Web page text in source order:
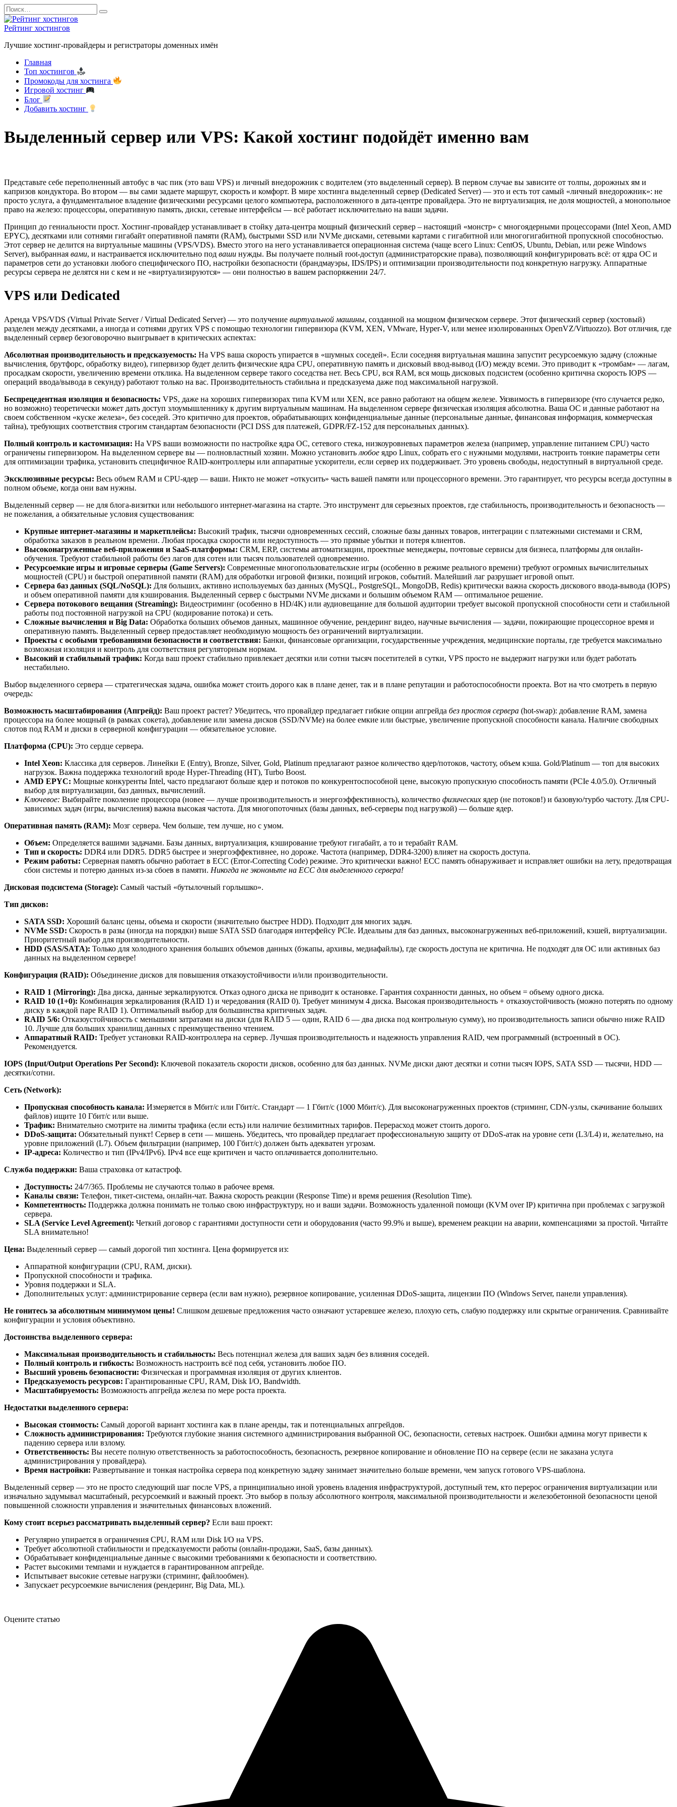
Перейти
к
содержанию
Search
for:
Рейтинг хостингов
Лучшие хостинг-провайдеры и регистраторы доменных имён
Главная
Топ хостингов
Промокоды для хостинга
Игровой хостинг
Блог
Добавить хостинг
Выделенный сервер или VPS: Какой хостинг подойдёт именно вам
Представьте себе переполненный автобус в час пик (это ваш VPS) и личный внедорожник с водителем (это выделенный сервер). В первом случае вы зависите от толпы, дорожных ям и
капризов кондуктора. Во втором — вы сами задаете маршрут, скорость и комфорт. В мире хостинга выделенный сервер (Dedicated Server) — это и есть тот самый «личный внедорожник»: не
просто услуга, а фундаментальное владение физическими ресурсами целого компьютера, расположенного в дата-центре провайдера. Это не виртуализация, не доля мощностей, а монопольное
право на железо: процессоры, оперативную память, диски, сетевые интерфейсы — всё работает исключительно на ваши задачи.
Принцип до гениальности прост. Хостинг-провайдер устанавливает в стойку дата-центра мощный физический сервер – настоящий «монстр» с многоядерными процессорами (Intel Xeon, AMD
EPYC), десятками или сотнями гигабайт оперативной памяти (RAM), быстрыми SSD или NVMe дисками, сетевыми картами с гигабитной или многогигабитной пропускной способностью.
Этот сервер не делится на виртуальные машины (VPS/VDS). Вместо этого на него устанавливается операционная система (чаще всего Linux: CentOS, Ubuntu, Debian, или реже Windows
Server), выбранная вами, и настраивается исключительно под ваши нужды. Вы получаете полный root-доступ (администраторские права), позволяющий конфигурировать всё: от ядра ОС и
параметров сети до установки любого специфического ПО, настройки безопасности (брандмауэры, IDS/IPS) и оптимизации производительности под конкретную нагрузку. Аппаратные
ресурсы сервера не делятся ни с кем и не «виртуализируются» — они полностью в вашем распоряжении 24/7.
VPS или Dedicated
Аренда VPS/VDS (Virtual Private Server / Virtual Dedicated Server) — это получение виртуальной машины, созданной на мощном физическом сервере. Этот физический сервер (хостовый)
разделен между десятками, а иногда и сотнями других VPS с помощью технологии гипервизора (KVM, XEN, VMware, Hyper-V, или менее изолированных OpenVZ/Virtuozzo). Вот отличия, где
выделенный сервер безоговорочно выигрывает в критических аспектах:
Абсолютная производительность и предсказуемость: На VPS ваша скорость упирается в «шумных соседей». Если соседняя виртуальная машина запустит ресурсоемкую задачу (сложные
вычисления, брутфорс, обработку видео), гипервизор будет делить физические ядра CPU, оперативную память и дисковый ввод-вывод (I/O) между всеми. Это приводит к «тромбам» — лагам,
просадкам скорости, увеличению времени отклика. На выделенном сервере такого соседства нет. Весь CPU, вся RAM, вся мощь дисковых подсистем (особенно критична скорость IOPS —
операций ввода/вывода в секунду) работают только на вас. Производительность стабильна и предсказуема даже под максимальной нагрузкой.
Беспрецедентная изоляция и безопасность: VPS, даже на хороших гипервизорах типа KVM или XEN, все равно работают на общем железе. Уязвимость в гипервизоре (что случается редко,
но возможно) теоретически может дать доступ злоумышленнику к другим виртуальным машинам. На выделенном сервере физическая изоляция абсолютна. Ваша ОС и данные работают на
своем собственном «куске железа», без соседей. Это критично для проектов, обрабатывающих конфиденциальные данные (персональные данные, финансовая информация, коммерческая
тайна), требующих соответствия строгим стандартам безопасности (PCI DSS для платежей, GDPR/FZ-152 для персональных данных).
Полный контроль и кастомизация: На VPS ваши возможности по настройке ядра ОС, сетевого стека, низкоуровневых параметров железа (например, управление питанием CPU) часто
ограничены гипервизором. На выделенном сервере вы — полновластный хозяин. Можно установить любое ядро Linux, собрать его с нужными модулями, настроить тонкие параметры сети
для оптимизации трафика, установить специфичное RAID-контроллеры или аппаратные ускорители, если сервер их поддерживает. Это уровень свободы, недоступный в виртуальной среде.
Эксклюзивные ресурсы: Весь объем RAM и CPU-ядер — ваши. Никто не может «откусить» часть вашей памяти или процессорного времени. Это гарантирует, что ресурсы всегда доступны в
полном объеме, когда они вам нужны.
Выделенный сервер — не для блога-визитки или небольшого интернет-магазина на старте. Это инструмент для серьезных проектов, где стабильность, производительность и безопасность —
не пожелания, а обязательные условия существования:
Крупные интернет-магазины и маркетплейсы: Высокий трафик, тысячи одновременных сессий, сложные базы данных товаров, интеграции с платежными системами и CRM,
обработка заказов в реальном времени. Любая просадка скорости или недоступность — это прямые убытки и потеря клиентов.
Высоконагруженные веб-приложения и SaaS-платформы: CRM, ERP, системы автоматизации, проектные менеджеры, почтовые сервисы для бизнеса, платформы для онлайн-
обучения. Требуют стабильной работы без лагов для сотен или тысяч пользователей одновременно.
Ресурсоемкие игры и игровые серверы (Game Servers): Современные многопользовательские игры (особенно в режиме реального времени) требуют огромных вычислительных
мощностей (CPU) и быстрой оперативной памяти (RAM) для обработки игровой физики, позиций игроков, событий. Малейший лаг разрушает игровой опыт.
Сервера баз данных (SQL/NoSQL): Для больших, активно используемых баз данных (MySQL, PostgreSQL, MongoDB, Redis) критически важна скорость дискового ввода-вывода (IOPS)
и объем оперативной памяти для кэширования. Выделенный сервер с быстрыми NVMe дисками и большим объемом RAM — оптимальное решение.
Сервера потокового вещания (Streaming): Видеостриминг (особенно в HD/4K) или аудиовещание для большой аудитории требует высокой пропускной способности сети и стабильной
работы под постоянной нагрузкой на CPU (кодирование потока) и сеть.
Сложные вычисления и Big Data: Обработка больших объемов данных, машинное обучение, рендеринг видео, научные вычисления — задачи, пожирающие процессорное время и
оперативную память. Выделенный сервер предоставляет необходимую мощность без ограничений виртуализации.
Проекты с особыми требованиями безопасности и соответствия: Банки, финансовые организации, государственные учреждения, медицинские порталы, где требуется максимально
возможная изоляция и контроль для соответствия регуляторным нормам.
Высокий и стабильный трафик: Когда ваш проект стабильно привлекает десятки или сотни тысяч посетителей в сутки, VPS просто не выдержит нагрузки или будет работать
нестабильно.
Выбор выделенного сервера — стратегическая задача, ошибка может стоить дорого как в плане денег, так и в плане репутации и работоспособности проекта. Вот на что смотреть в первую
очередь:
Возможность масштабирования (Апгрейд): Ваш проект растет? Убедитесь, что провайдер предлагает гибкие опции апгрейда без простоя сервера (hot-swap): добавление RAM, замена
процессора на более мощный (в рамках сокета), добавление или замена дисков (SSD/NVMe) на более емкие или быстрые, увеличение пропускной способности канала. Наличие свободных
слотов под RAM и диски в серверной конфигурации — обязательное условие.
Платформа (CPU): Это сердце сервера.
Intel Xeon: Классика для серверов. Линейки E (Entry), Bronze, Silver, Gold, Platinum предлагают разное количество ядер/потоков, частоту, объем кэша. Gold/Platinum — топ для высоких
нагрузок. Важна поддержка технологий вроде Hyper-Threading (HT), Turbo Boost.
AMD EPYC: Мощные конкуренты Intel, часто предлагают больше ядер и потоков по конкурентоспособной цене, высокую пропускную способность памяти (PCIe 4.0/5.0). Отличный
выбор для виртуализации, баз данных, вычислений.
Ключевое: Выбирайте поколение процессора (новее — лучше производительность и энергоэффективность), количество физических ядер (не потоков!) и базовую/турбо частоту. Для CPU-
зависимых задач (игры, вычисления) важна высокая частота. Для многопоточных (базы данных, веб-серверы под нагрузкой) — больше ядер.
Оперативная память (RAM): Мозг сервера. Чем больше, тем лучше, но с умом.
Объем: Определяется вашими задачами. Базы данных, виртуализация, кэширование требуют гигабайт, а то и терабайт RAM.
Тип и скорость: DDR4 или DDR5. DDR5 быстрее и энергоэффективнее, но дороже. Частота (например, DDR4-3200) влияет на скорость доступа.
Режим работы: Серверная память обычно работает в ECC (Error-Correcting Code) режиме. Это критически важно! ECC память обнаруживает и исправляет ошибки на лету, предотвращая
сбои системы и потерю данных из-за сбоев в памяти. Никогда не экономьте на ECC для выделенного сервера!
Дисковая подсистема (Storage): Самый частый «бутылочный горлышко».
Тип дисков:
SATA SSD: Хороший баланс цены, объема и скорости (значительно быстрее HDD). Подходит для многих задач.
NVMe SSD: Скорость в разы (иногда на порядки) выше SATA SSD благодаря интерфейсу PCIe. Идеальны для баз данных, высоконагруженных веб-приложений, кэшей, виртуализации.
Приоритетный выбор для производительности.
HDD (SAS/SATA): Только для холодного хранения больших объемов данных (бэкапы, архивы, медиафайлы), где скорость доступа не критична. Не подходят для ОС или активных баз
данных на выделенном сервере!
Конфигурация (RAID): Объединение дисков для повышения отказоустойчивости и/или производительности.
RAID 1 (Mirroring): Два диска, данные зеркалируются. Отказ одного диска не приводит к остановке. Гарантия сохранности данных, но объем = объему одного диска.
RAID 10 (1+0): Комбинация зеркалирования (RAID 1) и чередования (RAID 0). Требует минимум 4 диска. Высокая производительность + отказоустойчивость (можно потерять по одному
диску в каждой паре RAID 1). Оптимальный выбор для большинства критичных задач.
RAID 5/6: Отказоустойчивость с меньшими затратами на диски (для RAID 5 — один, RAID 6 — два диска под контрольную сумму), но производительность записи обычно ниже RAID
10. Лучше для больших хранилищ данных с преимущественно чтением.
Аппаратный RAID: Требует установки RAID-контроллера на сервер. Лучшая производительность и надежность управления RAID, чем программный (встроенный в ОС).
Рекомендуется.
IOPS (Input/Output Operations Per Second): Ключевой показатель скорости дисков, особенно для баз данных. NVMe диски дают десятки и сотни тысяч IOPS, SATA SSD — тысячи, HDD —
десятки/сотни.
Сеть (Network):
Пропускная способность канала: Измеряется в Мбит/с или Гбит/с. Стандарт — 1 Гбит/с (1000 Мбит/с). Для высоконагруженных проектов (стриминг, CDN-узлы, скачивание больших
файлов) ищите 10 Гбит/с или выше.
Трафик: Внимательно смотрите на лимиты трафика (если есть) или наличие безлимитных тарифов. Перерасход может стоить дорого.
DDoS-защита: Обязательный пункт! Сервер в сети — мишень. Убедитесь, что провайдер предлагает профессиональную защиту от DDoS-атак на уровне сети (L3/L4) и, желательно, на
уровне приложений (L7). Объем фильтрации (например, 100 Гбит/с) должен быть адекватен угрозам.
IP-адреса: Количество и тип (IPv4/IPv6). IPv4 все еще критичен и часто оплачивается дополнительно.
Служба поддержки: Ваша страховка от катастроф.
Доступность: 24/7/365. Проблемы не случаются только в рабочее время.
Каналы связи: Телефон, тикет-система, онлайн-чат. Важна скорость реакции (Response Time) и время решения (Resolution Time).
Компетентность: Поддержка должна понимать не только свою инфраструктуру, но и ваши задачи. Возможность удаленной помощи (KVM over IP) критична при проблемах с загрузкой
сервера.
SLA (Service Level Agreement): Четкий договор с гарантиями доступности сети и оборудования (часто 99.9% и выше), временем реакции на аварии, компенсациями за простой. Читайте
SLA внимательно!
Цена: Выделенный сервер — самый дорогой тип хостинга. Цена формируется из:
Аппаратной конфигурации (CPU, RAM, диски).
Пропускной способности и трафика.
Уровня поддержки и SLA.
Дополнительных услуг: администрирование сервера (если вам нужно), резервное копирование, усиленная DDoS-защита, лицензии ПО (Windows Server, панели управления).
Не гонитесь за абсолютным минимумом цены! Слишком дешевые предложения часто означают устаревшее железо, плохую сеть, слабую поддержку или скрытые ограничения. Сравнивайте
конфигурации и условия объективно.
Достоинства выделенного сервера:
Максимальная производительность и стабильность: Весь потенциал железа для ваших задач без влияния соседей.
Полный контроль и гибкость: Возможность настроить всё под себя, установить любое ПО.
Высший уровень безопасности: Физическая и программная изоляция от других клиентов.
Предсказуемость ресурсов: Гарантированные CPU, RAM, Disk I/O, Bandwidth.
Масштабируемость: Возможность апгрейда железа по мере роста проекта.
Недостатки выделенного сервера:
Высокая стоимость: Самый дорогой вариант хостинга как в плане аренды, так и потенциальных апгрейдов.
Сложность администрирования: Требуются глубокие знания системного администрирования выбранной ОС, безопасности, сетевых настроек. Ошибки админа могут привести к
падению сервера или взлому.
Ответственность: Вы несете полную ответственность за работоспособность, безопасность, резервное копирование и обновление ПО на сервере (если не заказана услуга
администрирования у провайдера).
Время настройки: Развертывание и тонкая настройка сервера под конкретную задачу занимает значительно больше времени, чем запуск готового VPS-шаблона.
Выделенный сервер — это не просто следующий шаг после VPS, а принципиально иной уровень владения инфраструктурой, доступный тем, кто перерос ограничения виртуализации или
изначально задумывал масштабный, ресурсоемкий и важный проект. Это выбор в пользу абсолютного контроля, максимальной производительности и железобетонной безопасности ценой
повышенной сложности управления и значительных финансовых вложений.
Кому стоит всерьез рассматривать выделенный сервер? Если ваш проект:
Регулярно упирается в ограничения CPU, RAM или Disk I/O на VPS.
Требует абсолютной стабильности и предсказуемости работы (онлайн-продажи, SaaS, базы данных).
Обрабатывает конфиденциальные данные с высокими требованиями к безопасности и соответствию.
Растет высокими темпами и нуждается в гарантированном апгрейде.
Испытывает высокие сетевые нагрузки (стриминг, файлообмен).
Запускает ресурсоемкие вычисления (рендеринг, Big Data, ML).
Оцените статью